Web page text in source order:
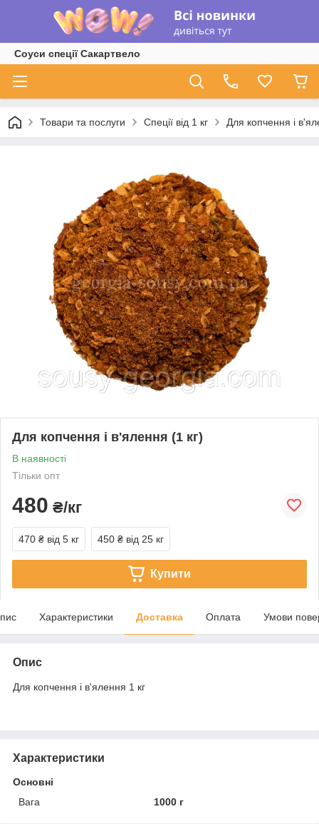
Соуси спеції Сакартвело
Товари та послуги Спеції від 1 кг Для копчення і
Для копчення і в'ялення (1 кг)
В наявності
Тільки опт
480 ₴/кг
470 ₴ від 5 кг 450 ₴ від 25 кг
Купити
Характеристики Доставка Оплата Умови
Опис
Для копчення і в'ялення 1 кг
Характеристики
Основні
Вага
1000 г